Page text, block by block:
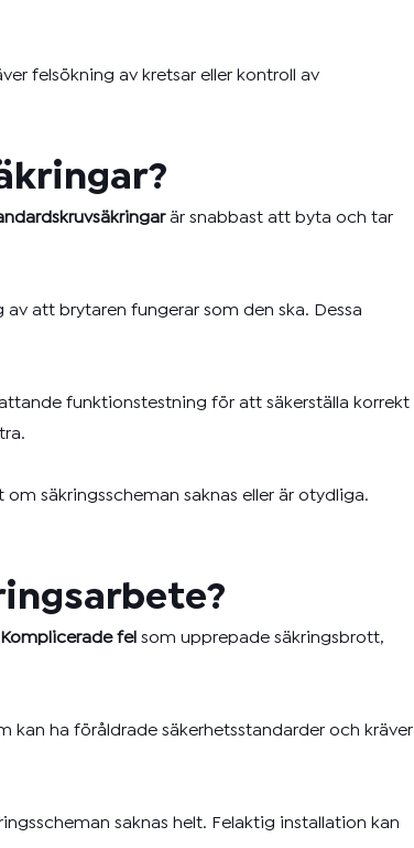
felsökning av kretsar eller kontroll av
är snabbast att byta och tar
att brytaren fungerar som den ska. Dessa
funktionstestning för att säkerställa korrekt
säkringsscheman saknas eller är otydliga.
Komplicerade fel som upprepade säkringsbrott,
kan ha föråldrade säkerhetsstandarder och kräver
saknas helt. Felaktig installation kan